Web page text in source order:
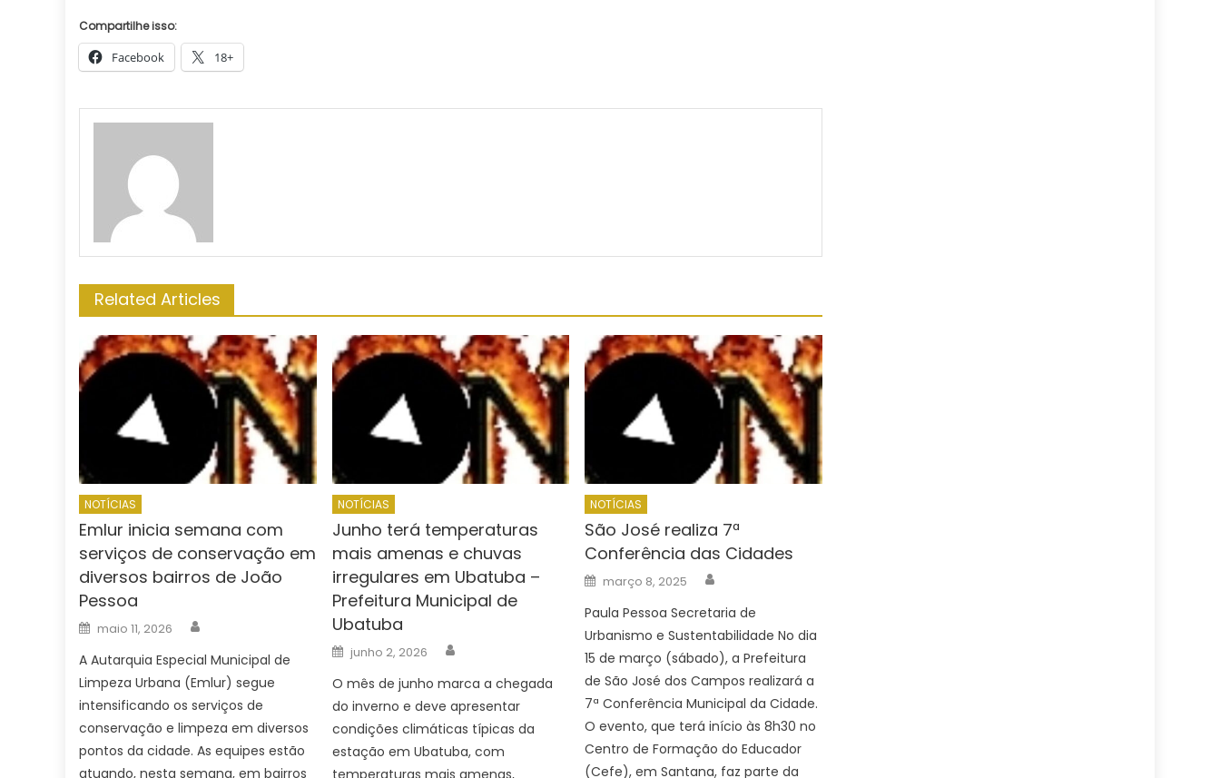
Compartilhe isso:
Facebook 18+
Related Articles
NOTÍCIAS
Emlur inicia semana com
serviços de conservação em
diversos bairros de João
Pessoa
Posted
on
maio 11, 2026
A Autarquia Especial Municipal de
Limpeza Urbana (Emlur) segue
intensificando os serviços de
conservação e limpeza em diversos
pontos da cidade. As equipes estão
atuando, nesta semana, em bairros
NOTÍCIAS
Junho terá temperaturas
mais amenas e chuvas
irregulares em Ubatuba –
Prefeitura Municipal de
Ubatuba
Posted
on
junho 2, 2026
O mês de junho marca a chegada
do inverno e deve apresentar
condições climáticas típicas da
estação em Ubatuba, com
temperaturas mais amenas,
NOTÍCIAS
São José realiza 7ª
Conferência das Cidades
Posted
on
março 8, 2025
Paula Pessoa Secretaria de
Urbanismo e Sustentabilidade No dia
15 de março (sábado), a Prefeitura
de São José dos Campos realizará a
7ª Conferência Municipal da Cidade.
O evento, que terá início às 8h30 no
Centro de Formação do Educador
(Cefe), em Santana, faz parte da